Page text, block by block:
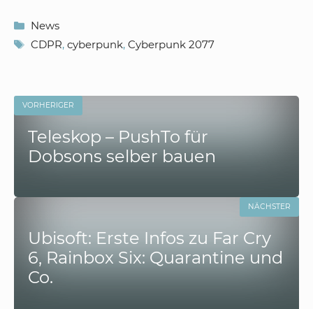
Kategorien
News
Schlagwörter
CDPR, cyberpunk, Cyberpunk 2077
VORHERIGER
Teleskop – PushTo für
Dobsons selber bauen
Ubisoft: Erste Infos zu Far Cry
6, Rainbox Six: Quarantine und
Co.
NÄCHSTER